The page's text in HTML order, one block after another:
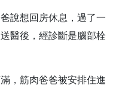
說想回房休息，過了一
醫後，經診斷是腦部栓
，筋肉爸爸被安排住進